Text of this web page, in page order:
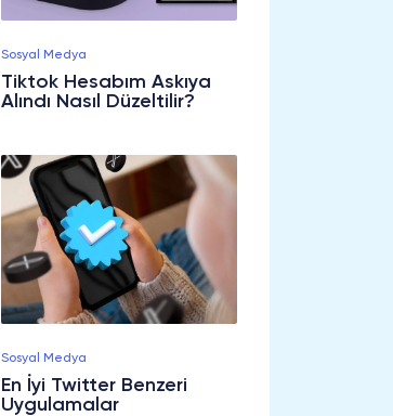
Sosyal Medya
Tiktok Hesabım Askıya
Alındı Nasıl Düzeltilir?
Sosyal Medya
En İyi Twitter Benzeri
Uygulamalar